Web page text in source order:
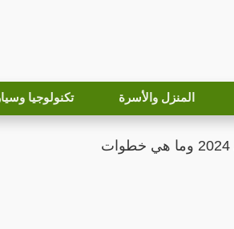
المنزل والأسرة تكنولوجيا